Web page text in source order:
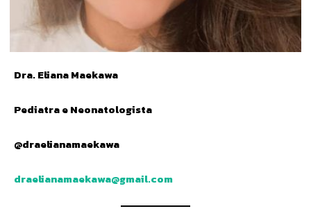
Dra. Eliana Maekawa
Pediatra e Neonatologista
@‌draelianamaekawa
draelianamaekawa@gmail.com